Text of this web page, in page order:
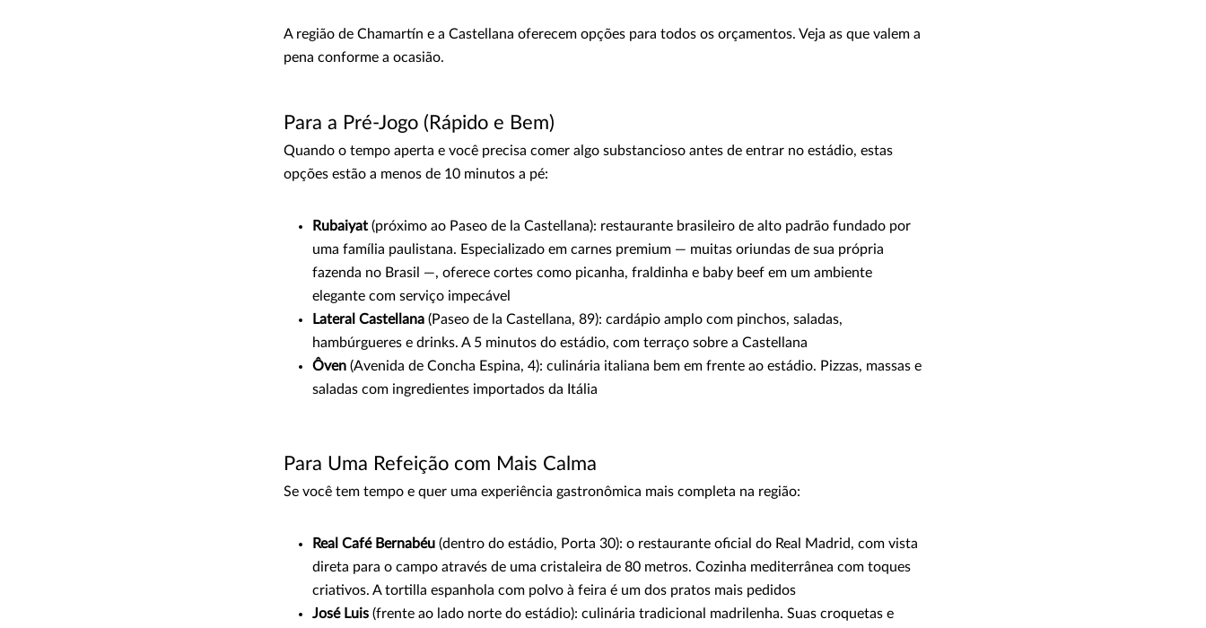
A região de Chamartín e a Castellana oferecem opções para todos os orçamentos. Veja as que valem a
pena conforme a ocasião.
Para a Pré-Jogo (Rápido e Bem)
Quando o tempo aperta e você precisa comer algo substancioso antes de entrar no estádio, estas
opções estão a menos de 10 minutos a pé:
Rubaiyat (próximo ao Paseo de la Castellana): restaurante brasileiro de alto padrão fundado por
uma família paulistana. Especializado em carnes premium — muitas oriundas de sua própria
fazenda no Brasil —, oferece cortes como picanha, fraldinha e baby beef em um ambiente
elegante com serviço impecável
Lateral Castellana (Paseo de la Castellana, 89): cardápio amplo com pinchos, saladas,
hambúrgueres e drinks. A 5 minutos do estádio, com terraço sobre a Castellana
Ôven (Avenida de Concha Espina, 4): culinária italiana bem em frente ao estádio. Pizzas, massas e
saladas com ingredientes importados da Itália
Para Uma Refeição com Mais Calma
Se você tem tempo e quer uma experiência gastronômica mais completa na região:
Real Café Bernabéu (dentro do estádio, Porta 30): o restaurante oficial do Real Madrid, com vista
direta para o campo através de uma cristaleira de 80 metros. Cozinha mediterrânea com toques
criativos. A tortilla espanhola com polvo à feira é um dos pratos mais pedidos
José Luis (frente ao lado norte do estádio): culinária tradicional madrilenha. Suas croquetas e